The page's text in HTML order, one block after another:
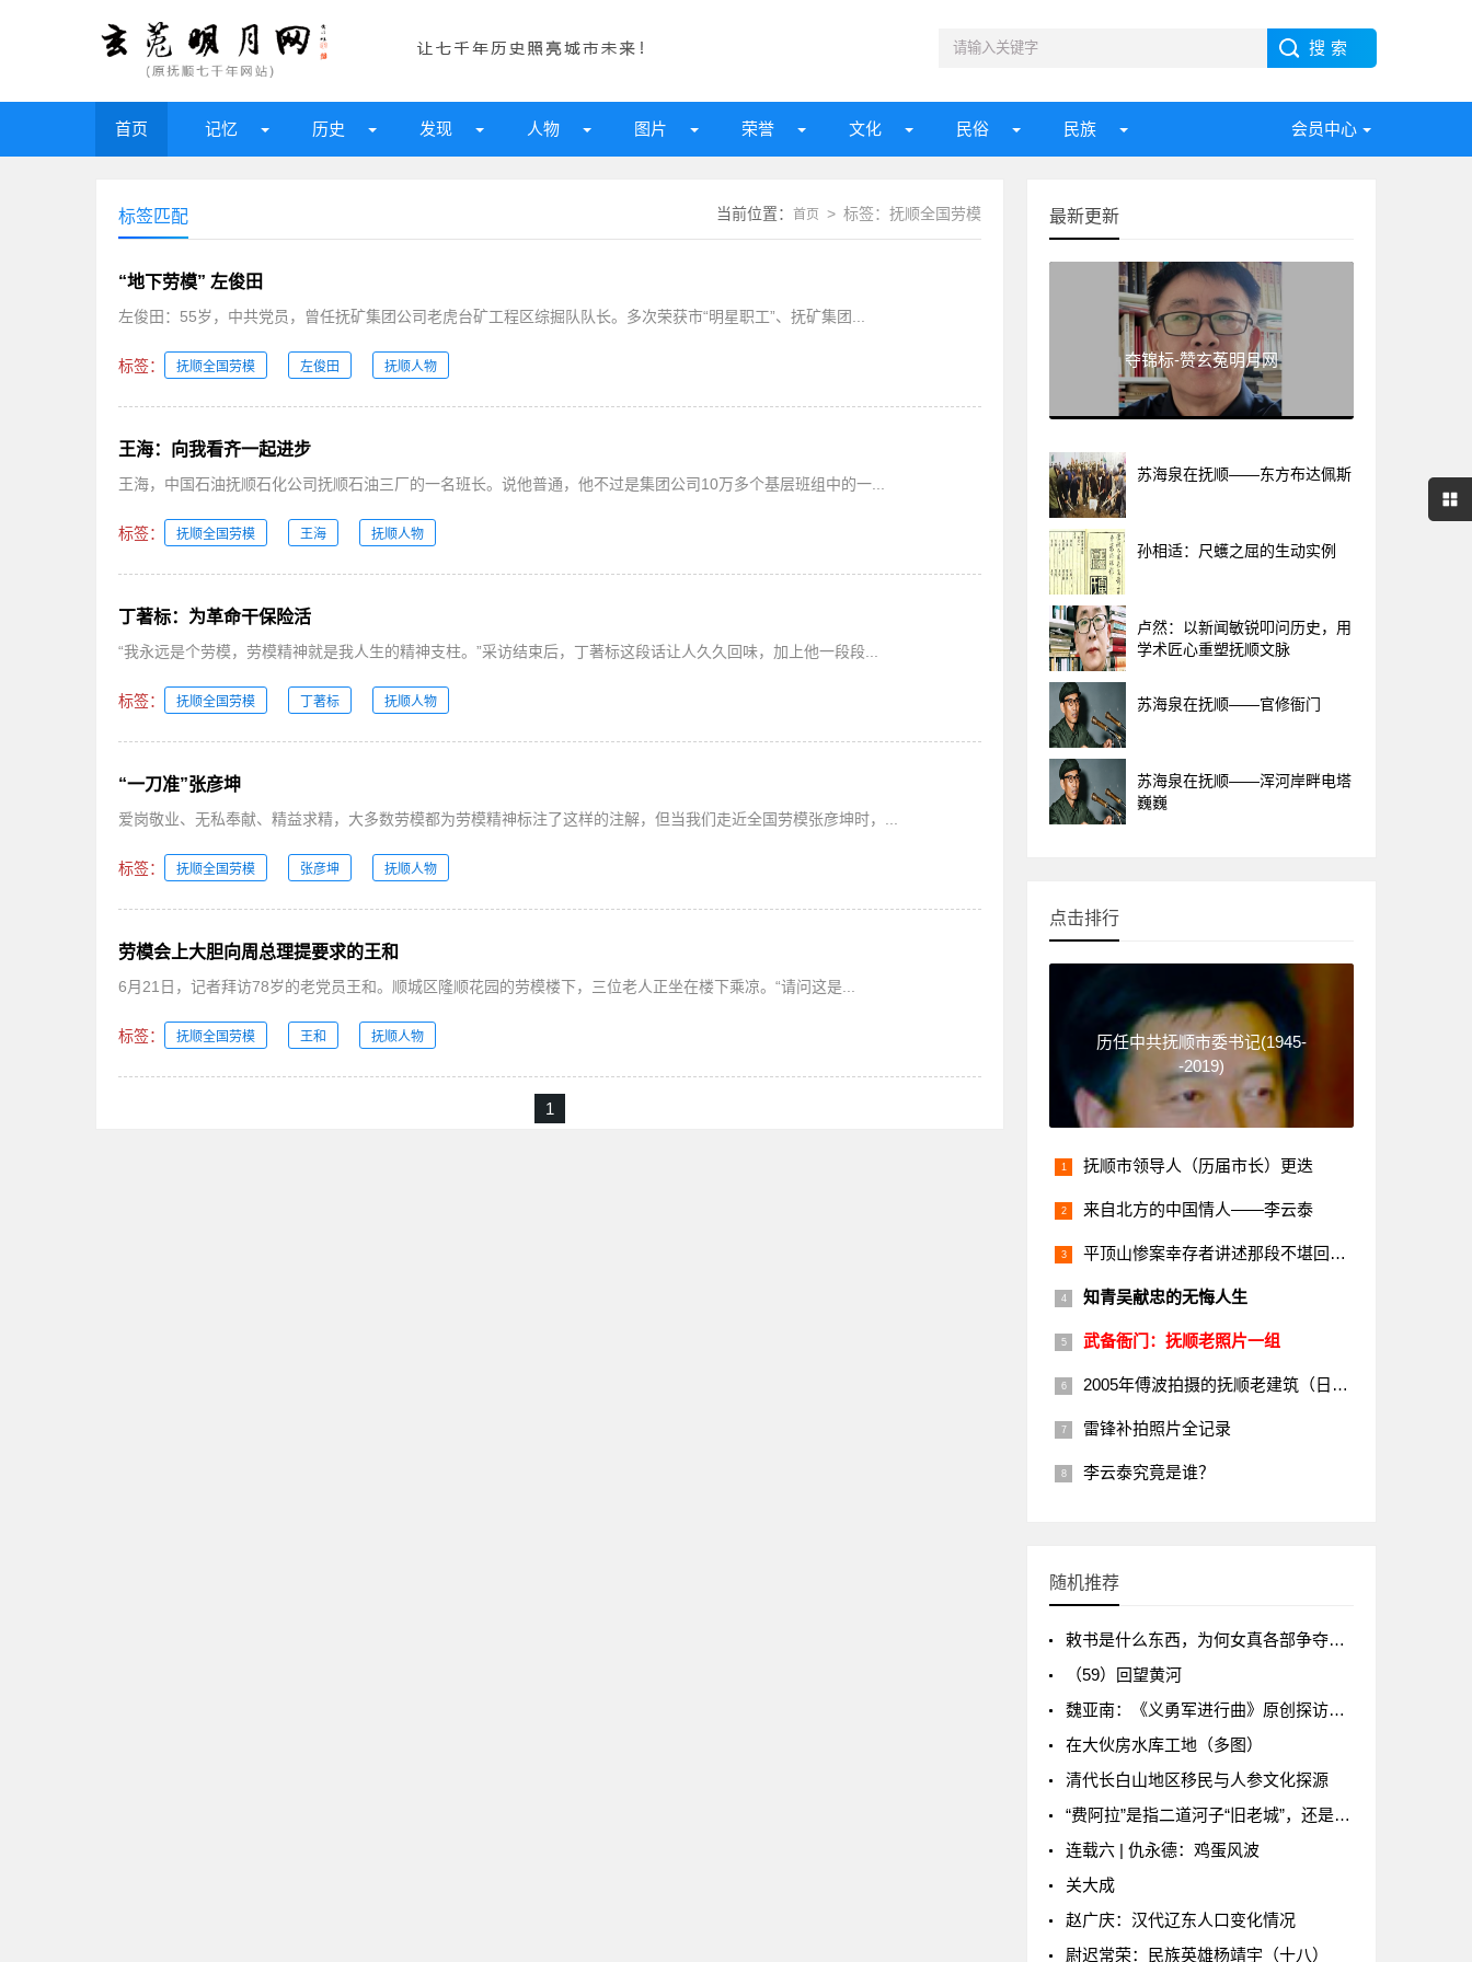
首页 记忆 历史 发现 人物 图片 荣誉 文化 民俗 民族 会员中心
当前位置： 首页 > 标签：抚顺全国劳模
标签匹配
“地下劳模” 左俊田
左俊田：55岁，中共党员，曾任抚矿集团公司老虎台矿工程区综掘队队长。多次荣获市“明星职工”、抚矿集团...
标签： 抚顺全国劳模 左俊田 抚顺人物
王海：向我看齐一起进步
王海，中国石油抚顺石化公司抚顺石油三厂的一名班长。说他普通，他不过是集团公司10万多个基层班组中的一...
标签： 抚顺全国劳模 王海 抚顺人物
丁著标：为革命干保险活
“我永远是个劳模，劳模精神就是我人生的精神支柱。”采访结束后，丁著标这段话让人久久回味，加上他一段段...
标签： 抚顺全国劳模 丁著标 抚顺人物
“一刀准”张彦坤
爱岗敬业、无私奉献、精益求精，大多数劳模都为劳模精神标注了这样的注解，但当我们走近全国劳模张彦坤时，...
标签： 抚顺全国劳模 张彦坤 抚顺人物
劳模会上大胆向周总理提要求的王和
6月21日，记者拜访78岁的老党员王和。顺城区隆顺花园的劳模楼下，三位老人正坐在楼下乘凉。“请问这是...
标签： 抚顺全国劳模 王和 抚顺人物
1
最新更新
夺锦标-赞玄菟明月网
苏海泉在抚顺——东方布达佩斯
孙相适：尺蠖之屈的生动实例
卢然：以新闻敏锐叩问历史，用
学术匠心重塑抚顺文脉
苏海泉在抚顺——官修衙门
苏海泉在抚顺——浑河岸畔电塔
巍巍
点击排行
历任中共抚顺市委书记(1945-
-2019)
抚顺市领导人（历届市长）更迭
来自北方的中国情人——李云泰
平顶山惨案幸存者讲述那段不堪回首的历史
知青吴献忠的无悔人生
武备衙门：抚顺老照片一组
2005年傅波拍摄的抚顺老建筑（日本楼）
雷锋补拍照片全记录
李云泰究竟是谁？
随机推荐
敕书是什么东西，为何女真各部争夺敕书那样激烈？
（59）回望黄河
魏亚南：《义勇军进行曲》原创探访记（四）
在大伙房水库工地（多图）
清代长白山地区移民与人参文化探源
“费阿拉”是指二道河子“旧老城”，还是老城“赫图阿拉”？
连载六 | 仇永德：鸡蛋风波
关大成
赵广庆：汉代辽东人口变化情况
尉迟常荣：民族英雄杨靖宇（十八）